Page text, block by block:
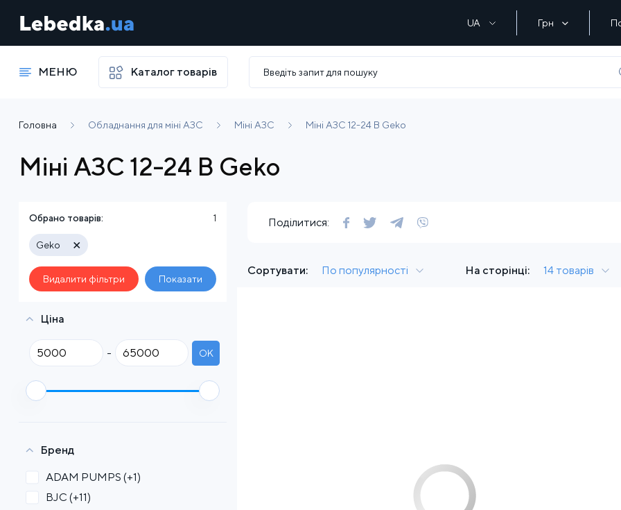
UA Грн
МЕНЮ Каталог товарів
Головна Обладнання для міні АЗС Міні АЗС Міні АЗС 12-24 В Geko
Міні АЗС 12-24 В Geko
Обрано товарів: 1
Geko ×
Видалити фільтри Показати
Ціна
- OK
Бренд
ADAM PUMPS (+1)
BJC (+11)
Поділитися:
Сортувати: По популярності На сторінці: 14 товарів